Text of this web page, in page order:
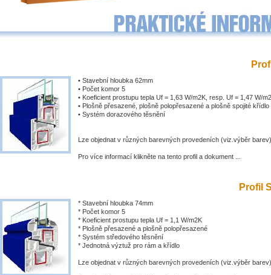
• Stavební hloubka 62mm
• Počet komor 5
• Koeficient prostupu tepla Uf = 1,63 W/m2K, resp. Uf = 1,47 W/
• Plošně přesazené, plošně polopřesazené a plošně spojité křídlo
• Systém dorazového těsnění
Lze objednat v různých barevných provedeních (viz.výběr barev)
Pro více informací klikněte na tento profil a dokument ...
Profil
* Stavební hloubka 74mm
* Počet komor 5
* Koeficient prostupu tepla Uf = 1,1 W/m2K
* Plošně přesazené a plošně polopřesazené
* Systém středového těsnění
* Jednotná výztuž pro rám a křídlo
Lze objednat v různých barevných provedeních (viz.výběr barev)